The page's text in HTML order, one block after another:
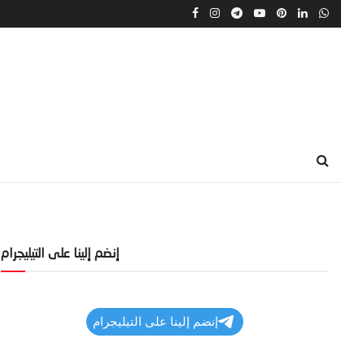
إنضم إلينا على التيليجرام
إنضم إلينا على التيليجرام